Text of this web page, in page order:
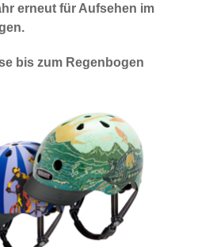
erneut für Aufsehen im
bis zum Regenbogen